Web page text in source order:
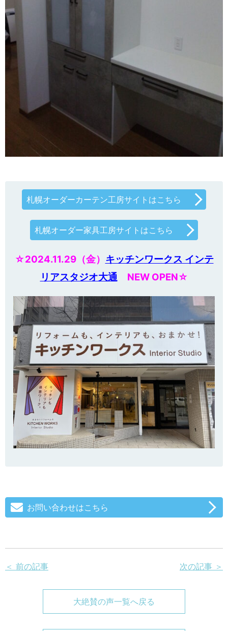
札幌オーダーカーテン工房サイトはこちら
札幌オーダー家具工房サイトはこちら
☆2024.11.29（金） キッチンワークス インテ
リアスタジオ大通NEW OPEN☆
お問い合わせはこちら
＜ 前の記事 次の記事 ＞
大絶賛の声一覧へ戻る